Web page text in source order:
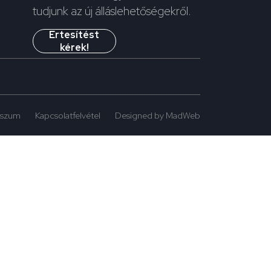
tudjunk az új álláslehetőségekről.
Értesítést
kérek!
Kapcsolatfelvétel Designed by MadWeb